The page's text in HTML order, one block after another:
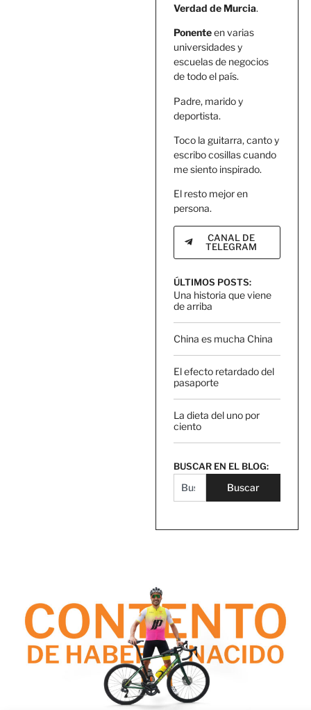
Verdad de Murcia.
Ponenteen varias
universidades y
escuelas de negocios
de todo el país.
Padre, marido y
deportista.
Toco la guitarra, canto y
escribo cosillas cuando
me siento inspirado.
El resto mejor en
persona.
CANAL DE
TELEGRAM
ÚLTIMOS POSTS:
Una historia que viene
de arriba
China es mucha China
El efecto retardado del
pasaporte
La dieta del uno por
ciento
BUSCAR EN EL BLOG:
Buscar